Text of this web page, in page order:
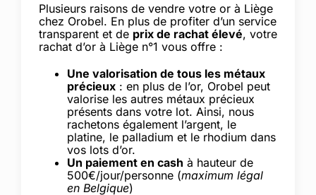
Plusieurs raisons de vendre votre or à Liège
chez Orobel. En plus de profiter d’un service
transparent et de prix de rachat élevé, votre
rachat d’or à Liège n°1 vous offre :
Une valorisation de tous les métaux
précieux: en plus de l’or, Orobel peut
valorise les autres métaux précieux
présents dans votre lot. Ainsi, nous
rachetons également l’argent, le
platine, le palladium et le rhodium dans
vos lots d’or.
Un paiement en cash à hauteur de
500€/jour/personne (maximum légal
en Belgique)